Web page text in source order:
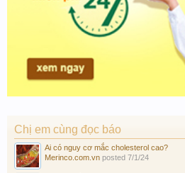
Chị em cùng đọc báo
Ai có nguy cơ mắc cholesterol cao?
Merinco.com.vn posted 7/1/24